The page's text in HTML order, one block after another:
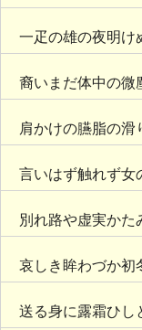
一疋の雄の夜明け
裔いまだ体中の微
肩かけの臙脂の滑
言いはず触れず女
別れ路や虚実かた
哀しき眸わづか初
送る身に露霜ひし